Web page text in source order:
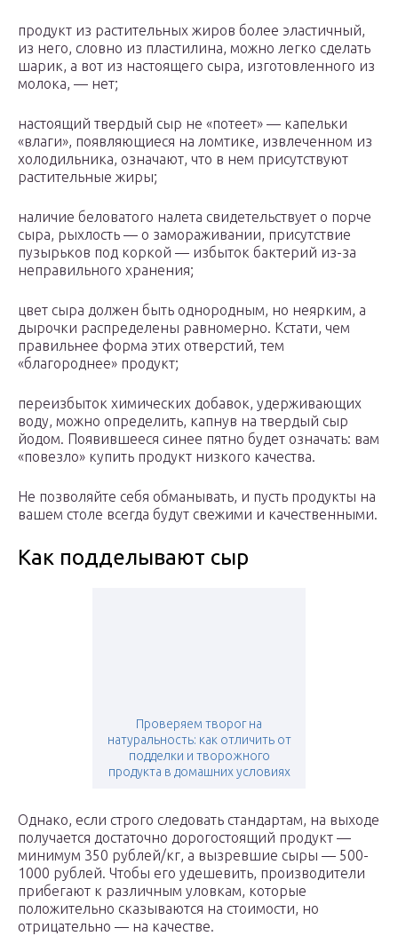
продукт из растительных жиров более эластичный,
из него, словно из пластилина, можно легко сделать
шарик, а вот из настоящего сыра, изготовленного из
молока, — нет;
настоящий твердый сыр не «потеет» — капельки
«влаги», появляющиеся на ломтике, извлеченном из
холодильника, означают, что в нем присутствуют
растительные жиры;
наличие беловатого налета свидетельствует о порче
сыра, рыхлость — о замораживании, присутствие
пузырьков под коркой — избыток бактерий из-за
неправильного хранения;
цвет сыра должен быть однородным, но неярким, а
дырочки распределены равномерно. Кстати, чем
правильнее форма этих отверстий, тем
«благороднее» продукт;
переизбыток химических добавок, удерживающих
воду, можно определить, капнув на твердый сыр
йодом. Появившееся синее пятно будет означать: вам
«повезло» купить продукт низкого качества.
Не позволяйте себя обманывать, и пусть продукты на
вашем столе всегда будут свежими и качественными.
Как подделывают сыр
Проверяем творог на
натуральность: как отличить от
подделки и творожного
продукта в домашних условиях
Однако, если строго следовать стандартам, на выходе
получается достаточно дорогостоящий продукт —
минимум 350 рублей/кг, а вызревшие сыры — 500-
1000 рублей. Чтобы его удешевить, производители
прибегают к различным уловкам, которые
положительно сказываются на стоимости, но
отрицательно — на качестве.